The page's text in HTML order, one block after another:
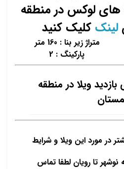
های لوکس در منطقه
لینک کلیک کنید
بازدید ویلا در منطقه
در مورد این ویلا و شرایط
تا رویان لطفا تماس